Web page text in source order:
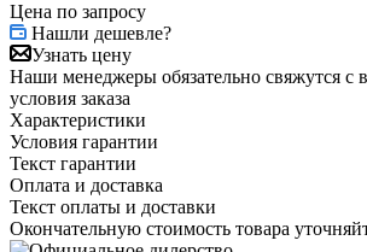
Цена по запросу
Нашли дешевле?
Узнать цену
Наши менеджеры обязательно свяжутся с
условия заказа
Характеристики
Условия гарантии
Текст гарантии
Оплата и доставка
Текст оплаты и доставки
Окончательную стоимость товара